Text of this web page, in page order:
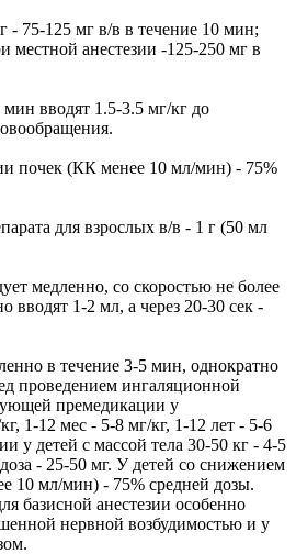
- 75-125 мг в/в в течение 10 мин;
местной анестезии -125-250 мг в
вводят 1.5-3.5 мг/кг до
почек (КК менее 10 мл/мин) - 75%
для взрослых в/в - 1 г (50 мл
медленно, со скоростью не более
вводят 1-2 мл, а через 20-30 сек -
в течение 3-5 мин, однократно
проведением ингаляционной
премедикации у
1-12 мес - 5-8 мг/кг, 1-12 лет - 5-6
у детей с массой тела 30-50 кг - 4-5
- 25-50 мг. У детей со снижением
10 мл/мин) - 75% средней дозы.
базисной анестезии особенно
нервной возбудимостью и у